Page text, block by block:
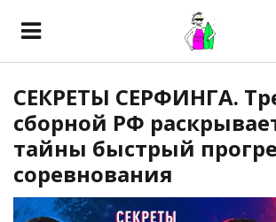
СЕКРЕТЫ СЕРФИНГА.
сборной РФ
тайны быстрый
соревнования